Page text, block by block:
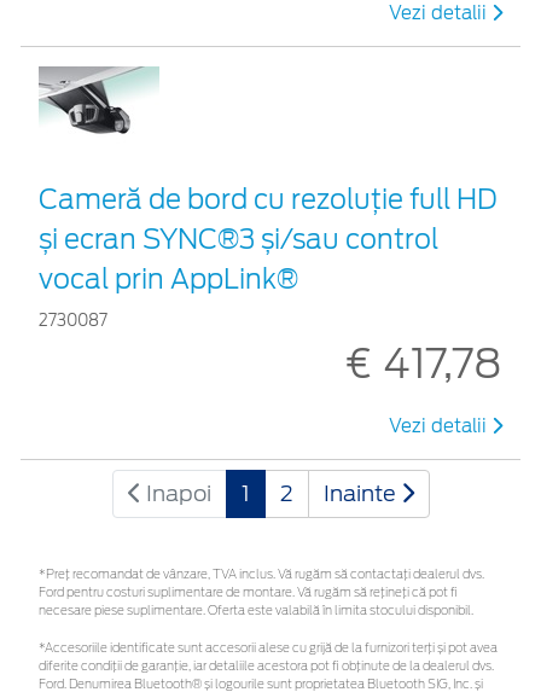
Vezi detalii
Cameră de bord cu rezoluție full HD
și ecran SYNC®3 și/sau control
vocal prin AppLink®
2730087
€ 417,78
Vezi detalii
Inapoi 1 2 Inainte
*Preţ recomandat de vânzare, TVA inclus. Vă rugăm să contactaţi dealerul dvs.
Ford pentru costuri suplimentare de montare. Vă rugăm să rețineți că pot fi
necesare piese suplimentare. Oferta este valabilă în limita stocului disponibil.
*Accesoriile identificate sunt accesorii alese cu grijă de la furnizori terți și pot avea
diferite condiții de garanție, iar detaliile acestora pot fi obținute de la dealerul dvs.
Ford. Denumirea Bluetooth® și logourile sunt proprietatea Bluetooth SIG, Inc. și